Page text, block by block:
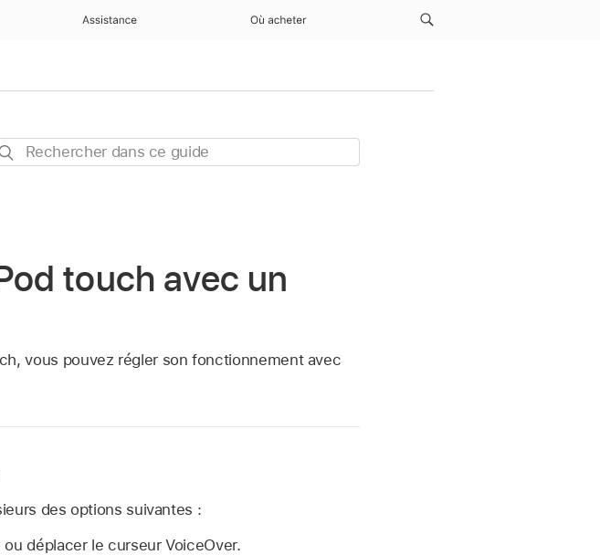
Assistance Où acheter
touch avec un
vous pouvez régler son fonctionnement avec
des options suivantes :
déplacer le curseur VoiceOver.